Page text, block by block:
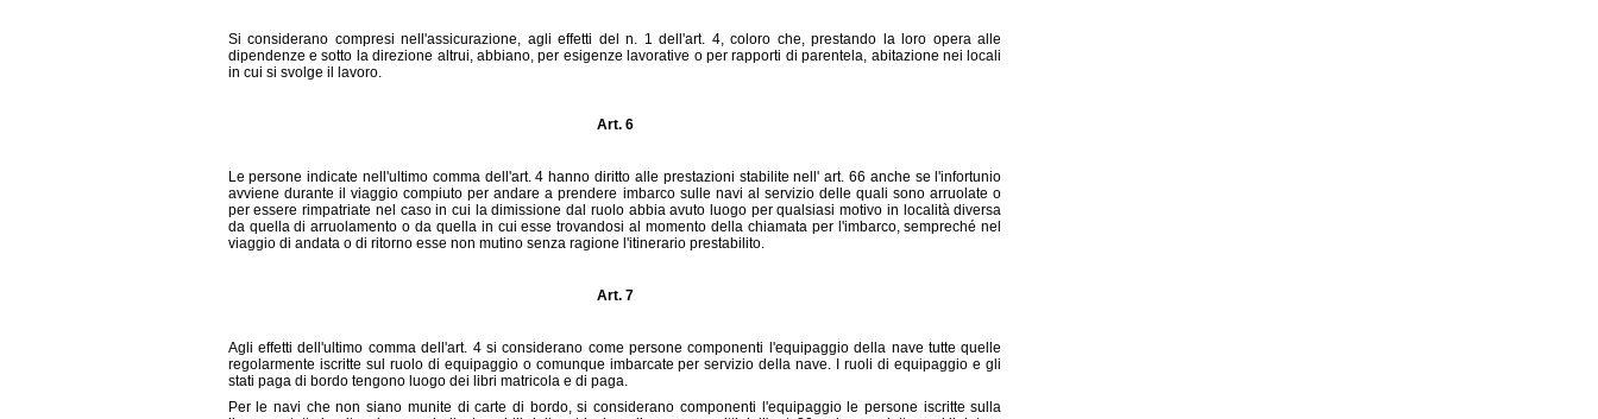
Si considerano compresi nell'assicurazione, agli effetti del n. 1 dell'art. 4, coloro che, prestando la loro opera alle
dipendenze e sotto la direzione altrui, abbiano, per esigenze lavorative o per rapporti di parentela, abitazione nei locali
in cui si svolge il lavoro.
Art. 6
Le persone indicate nell'ultimo comma dell'art. 4 hanno diritto alle prestazioni stabilite nell' art. 66 anche se l'infortunio
avviene durante il viaggio compiuto per andare a prendere imbarco sulle navi al servizio delle quali sono arruolate o
per essere rimpatriate nel caso in cui la dimissione dal ruolo abbia avuto luogo per qualsiasi motivo in località diversa
da quella di arruolamento o da quella in cui esse trovandosi al momento della chiamata per l'imbarco, sempreché nel
viaggio di andata o di ritorno esse non mutino senza ragione l'itinerario prestabilito.
Art. 7
Agli effetti dell'ultimo comma dell'art. 4 si considerano come persone componenti l'equipaggio della nave tutte quelle
regolarmente iscritte sul ruolo di equipaggio o comunque imbarcate per servizio della nave. I ruoli di equipaggio e gli
stati paga di bordo tengono luogo dei libri matricola e di paga.
Per le navi che non siano munite di carte di bordo, si considerano componenti l'equipaggio le persone iscritte sulla